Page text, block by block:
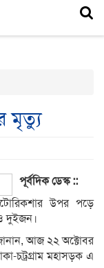
মৃত্যু
পূর্বদিক ডেস্ক ::
উপর পড়ে
দুইজন।
আজ ২২ অক্টোবর
চট্রগ্রাম মহাসড়ক এ